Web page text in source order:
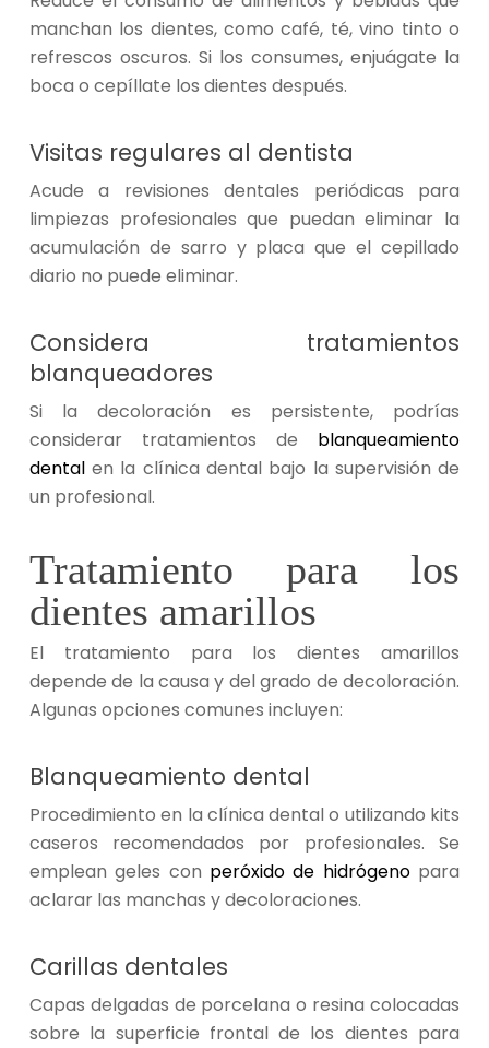
manchan los dientes, como café, té, vino tinto o
refrescos oscuros. Si los consumes, enjuágate la
boca o cepíllate los dientes después.
Visitas regulares al dentista
Acude a revisiones dentales periódicas para
limpiezas profesionales que puedan eliminar la
acumulación de sarro y placa que el cepillado
diario no puede eliminar.
Considera tratamientos
blanqueadores
Si la decoloración es persistente, podrías
considerar tratamientos de blanqueamiento
dentalen la clínica dental bajo la supervisión de
un profesional.
Tratamiento para los
dientes amarillos
El tratamiento para los dientes amarillos
depende de la causa y del grado de decoloración.
Algunas opciones comunes incluyen:
Blanqueamiento dental
Procedimiento en la clínica dental o utilizando kits
caseros recomendados por profesionales. Se
emplean geles con peróxido de hidrógenopara
aclarar las manchas y decoloraciones.
Carillas dentales
Capas delgadas de porcelana o resina colocadas
sobre la superficie frontal de los dientes para